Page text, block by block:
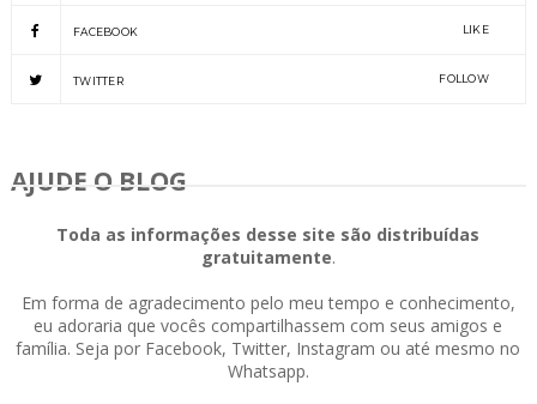
FACEBOOK LIKE
TWITTER FOLLOW
AJUDE O BLOG
Toda as informações desse site são distribuídas
gratuitamente.
Em forma de agradecimento pelo meu tempo e conhecimento,
eu adoraria que vocês compartilhassem com seus amigos e
família. Seja por Facebook, Twitter, Instagram ou até mesmo no
Whatsapp.